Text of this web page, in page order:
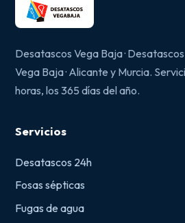
Desatascos Vega Baja ·
Vega Baja · Alicante y Murcia.
horas, los 365 días del año.
Servicios
Desatascos 24h
Fosas sépticas
Fugas de agua